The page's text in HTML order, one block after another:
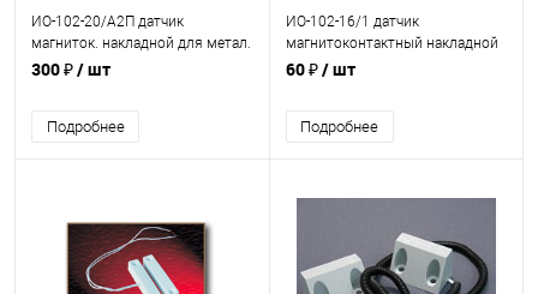
ИО-102-20/А2П датчик
магниток. накладной для метал.
дверь\и, пласт. корпус,
300 ₽/ шт
Подробнее
ИО-102-16/1 датчик
магнитоконтактный накладной
миниатюрный
60 ₽/ шт
Подробнее